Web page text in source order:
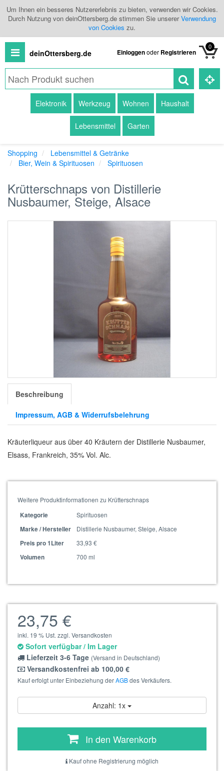
Um Ihnen ein besseres Nutzererlebnis zu bieten, verwenden wir Cookies.
Durch Nutzung von deinOttersberg.de stimmen Sie unsererVerwendung
von Cookies zu.
deinOttersberg.de Einloggenoder Registrieren
0
Produkte
Händlerübersicht
Elektronik Werkzeug Wohnen Haushalt
Lebensmittel Garten
Shopping
Lebensmittel & Getränke
Bier, Wein & Spirituosen
Spirituosen
Krütterschnaps von Distillerie
Nusbaumer, Steige, Alsace
Beschreibung
Impressum, AGB & Widerrufsbelehrung
Kräuterliqueur aus über 40 Kräutern der Distillerie Nusbaumer,
Elsass, Frankreich, 35% Vol. Alc.
Weitere Produktinformationen zu Krütterschnaps
Kategorie
Spirituosen
Marke / Hersteller
Distillerie Nusbaumer, Steige, Alsace
Preis pro 1Liter
33,93 €
Volumen
700 ml
23,75 €
inkl. 19 % Ust. zzgl. Versandkosten
Sofort verfügbar / Im Lager
Lieferzeit 3-6 Tage (Versand in Deutschland)
Versandkostenfrei ab 100,00 €
Kauf erfolgt unter Einbeziehung derAGBdes Verkäufers.
Anzahl: 1x
In den Warenkorb
Kauf ohne Registrierung möglich